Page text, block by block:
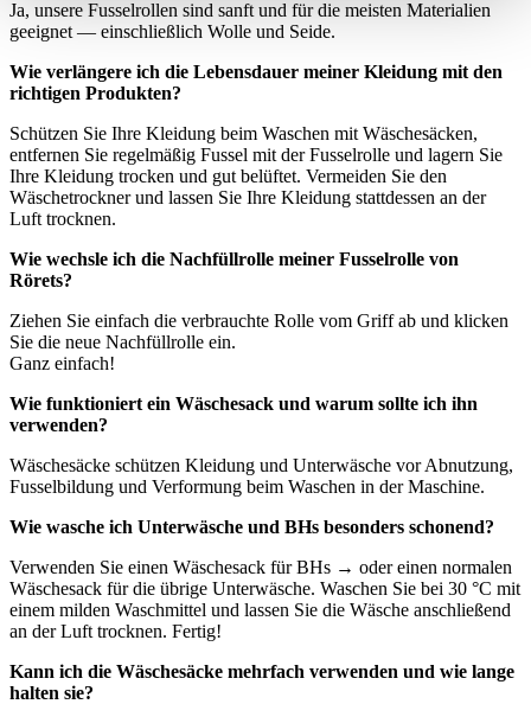
Ja, unsere Fusselrollen sind sanft und für die meisten Materialien
geeignet — einschließlich Wolle und Seide.
Wie verlängere ich die Lebensdauer meiner Kleidung mit den
richtigen Produkten?
Schützen Sie Ihre Kleidung beim Waschen mit Wäschesäcken,
entfernen Sie regelmäßig Fussel mit der Fusselrolle und lagern Sie
Ihre Kleidung trocken und gut belüftet. Vermeiden Sie den
Wäschetrockner und lassen Sie Ihre Kleidung stattdessen an der
Luft trocknen.
Wie wechsle ich die Nachfüllrolle meiner Fusselrolle von
Rörets?
Ziehen Sie einfach die verbrauchte Rolle vom Griff ab und klicken
Sie die neue Nachfüllrolle ein.
Ganz einfach!
Wie funktioniert ein Wäschesack und warum sollte ich ihn
verwenden?
Wäschesäcke schützen Kleidung und Unterwäsche vor Abnutzung,
Fusselbildung und Verformung beim Waschen in der Maschine.
Wie wasche ich Unterwäsche und BHs besonders schonend?
Verwenden Sie einen Wäschesack für BHs → oder einen normalen
Wäschesack für die übrige Unterwäsche. Waschen Sie bei 30 °C mit
einem milden Waschmittel und lassen Sie die Wäsche anschließend
an der Luft trocknen. Fertig!
Kann ich die Wäschesäcke mehrfach verwenden und wie lange
halten sie?